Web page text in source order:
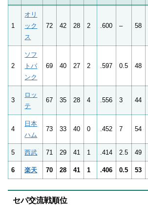
1
オリ
ック
ス
72 42 28 2 .600 – 58
2
ソフ
トバ
ンク
69 40 27 2 .597 0.5 48
3
ロッ
テ
67 35 28 4 .556 3 44
4
日本
ハム
73 33 40 0 .452 7 54
5 西武 71 29 41 1 .414 2.5 49
6 楽天 70 28 41 1 .406 0.5 53
セパ交流戦順位